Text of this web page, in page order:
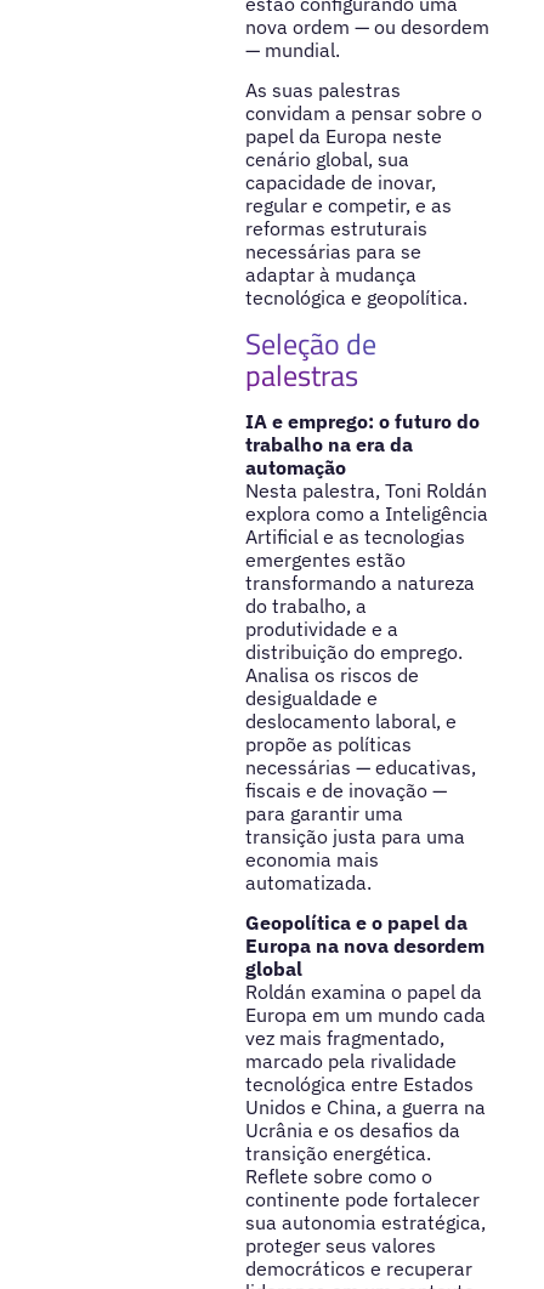
nova ordem — ou desordem
— mundial.
As suas palestras
convidam a pensar sobre o
papel da Europa neste
cenário global, sua
capacidade de inovar,
regular e competir, e as
reformas estruturais
necessárias para se
adaptar à mudança
tecnológica e geopolítica.
Seleção de
palestras
IA e emprego: o futuro do
trabalho na era da
automação
Nesta palestra, Toni Roldán
explora como a Inteligência
Artificial e as tecnologias
emergentes estão
transformando a natureza
do trabalho, a
produtividade e a
distribuição do emprego.
Analisa os riscos de
desigualdade e
deslocamento laboral, e
propõe as políticas
necessárias — educativas,
fiscais e de inovação —
para garantir uma
transição justa para uma
economia mais
automatizada.
Geopolítica e o papel da
Europa na nova desordem
global
Roldán examina o papel da
Europa em um mundo cada
vez mais fragmentado,
marcado pela rivalidade
tecnológica entre Estados
Unidos e China, a guerra na
Ucrânia e os desafios da
transição energética.
Reflete sobre como o
continente pode fortalecer
sua autonomia estratégica,
proteger seus valores
democráticos e recuperar